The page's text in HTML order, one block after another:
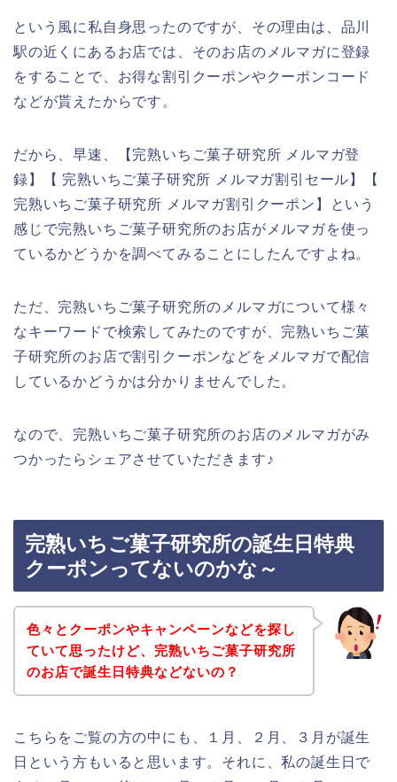
という風に私自身思ったのですが、その理由は、品川
駅の近くにあるお店では、そのお店のメルマガに登録
をすることで、お得な割引クーポンやクーポンコード
などが貰えたからです。
だから、早速、【完熟いちご菓子研究所 メルマガ登
録】【 完熟いちご菓子研究所 メルマガ割引セール】【
完熟いちご菓子研究所 メルマガ割引クーポン】という
感じで完熟いちご菓子研究所のお店がメルマガを使っ
ているかどうかを調べてみることにしたんですよね。
ただ、完熟いちご菓子研究所のメルマガについて様々
なキーワードで検索してみたのですが、完熟いちご菓
子研究所のお店で割引クーポンなどをメルマガで配信
しているかどうかは分かりませんでした。
なので、完熟いちご菓子研究所のお店のメルマガがみ
つかったらシェアさせていただきます♪
完熟いちご菓子研究所の誕生日特典
クーポンってないのかな～
色々とクーポンやキャンペーンなどを探し
ていて思ったけど、完熟いちご菓子研究所
のお店で誕生日特典などないの？
こちらをご覧の方の中にも、１月、２月、３月が誕生
日という方もいると思います。それに、私の誕生日で